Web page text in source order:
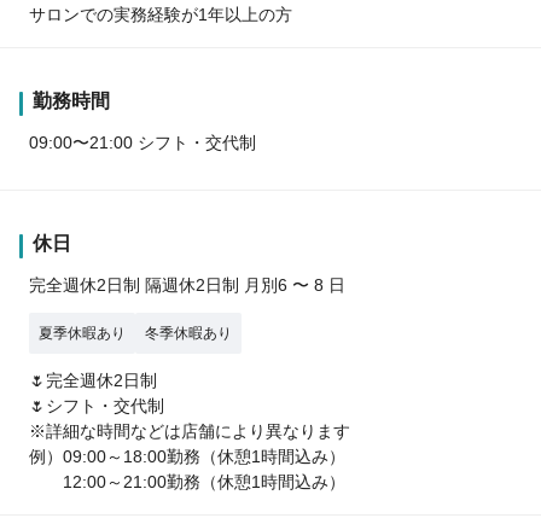
サロンでの実務経験が1年以上の方
勤務時間
09:00〜21:00 シフト・交代制
休日
完全週休2日制 隔週休2日制 月別6 〜 8 日
夏季休暇あり 冬季休暇あり
🌷完全週休2日制
🌷シフト・交代制
※詳細な時間などは店舗により異なります
例）09:00～18:00勤務（休憩1時間込み）
12:00～21:00勤務（休憩1時間込み）